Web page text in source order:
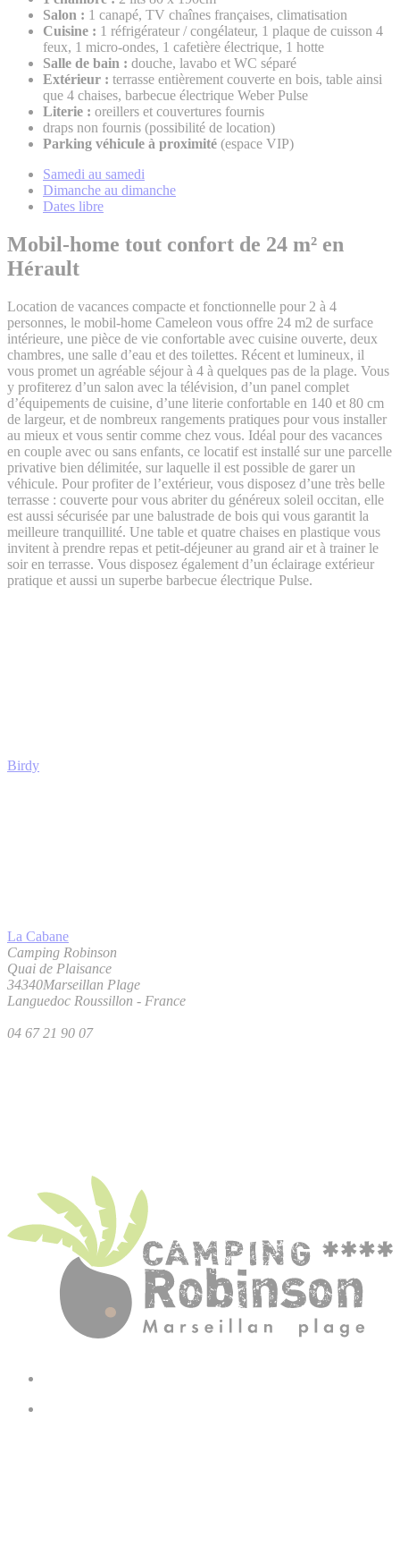
Salon : 1 canapé, TV chaînes françaises, climatisation
Cuisine : 1 réfrigérateur / congélateur, 1 plaque de cuisson 4
feux, 1 micro-ondes, 1 cafetière électrique, 1 hotte
Salle de bain : douche, lavabo et WC séparé
Extérieur : terrasse entièrement couverte en bois, table ainsi
que 4 chaises, barbecue électrique Weber Pulse
Literie : oreillers et couvertures fournis
draps non fournis (possibilité de location)
Parking véhicule à proximité (espace VIP)
Samedi au samedi
Dimanche au dimanche
Dates libre
Mobil-home tout confort de 24 m² en
Hérault
Location de vacances compacte et fonctionnelle pour 2 à 4
personnes, le mobil-home Cameleon vous offre 24 m2 de surface
intérieure, une pièce de vie confortable avec cuisine ouverte, deux
chambres, une salle d’eau et des toilettes. Récent et lumineux, il
vous promet un agréable séjour à 4 à quelques pas de la plage. Vous
y profiterez d’un salon avec la télévision, d’un panel complet
d’équipements de cuisine, d’une literie confortable en 140 et 80 cm
de largeur, et de nombreux rangements pratiques pour vous installer
au mieux et vous sentir comme chez vous. Idéal pour des vacances
en couple avec ou sans enfants, ce locatif est installé sur une parcelle
privative bien délimitée, sur laquelle il est possible de garer un
véhicule. Pour profiter de l’extérieur, vous disposez d’une très belle
terrasse : couverte pour vous abriter du généreux soleil occitan, elle
est aussi sécurisée par une balustrade de bois qui vous garantit la
meilleure tranquillité. Une table et quatre chaises en plastique vous
invitent à prendre repas et petit-déjeuner au grand air et à trainer le
soir en terrasse. Vous disposez également d’un éclairage extérieur
pratique et aussi un superbe barbecue électrique Pulse.
Birdy
La Cabane
Camping Robinson
Quai de Plaisance
34340Marseillan Plage
Languedoc Roussillon - France
04 67 21 90 07